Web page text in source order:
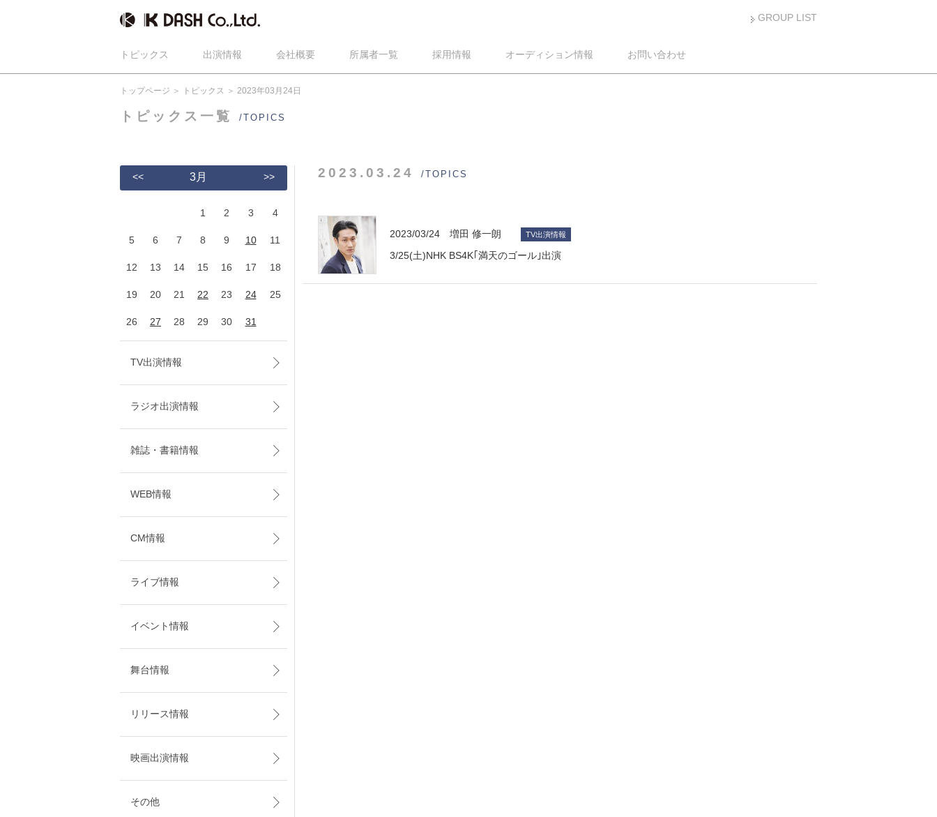
GROUP LIST
トピックス 出演情報 会社概要 所属者一覧 採用情報 オーディション情報 お問い合わせ
トップページ トピックス 2023年03月24日
トピックス一覧 /TOPICS
2023.03.24 /TOPICS
2023/03/24 増田 修一朗 TV出演情報
3/25(土)NHK BS4K｢満天のゴール｣出演
<< 3月 >>
1 2 3 4
5 6 7 8 9 10 11
12 13 14 15 16 17 18
19 20 21 22 23 24 25
26 27 28 29 30 31
TV出演情報
ラジオ出演情報
雑誌・書籍情報
WEB情報
CM情報
ライブ情報
イベント情報
舞台情報
リリース情報
映画出演情報
その他